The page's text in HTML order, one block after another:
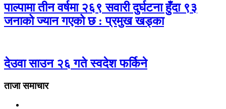
पाल्पामा तीन वर्षमा २६९ सवारी दुर्घटना हुँदा ९३
जनाको ज्यान गएको छ : प्रमुख खड्का
देउवा साउन २६ गते स्वदेश फर्किने
ताजा समाचार